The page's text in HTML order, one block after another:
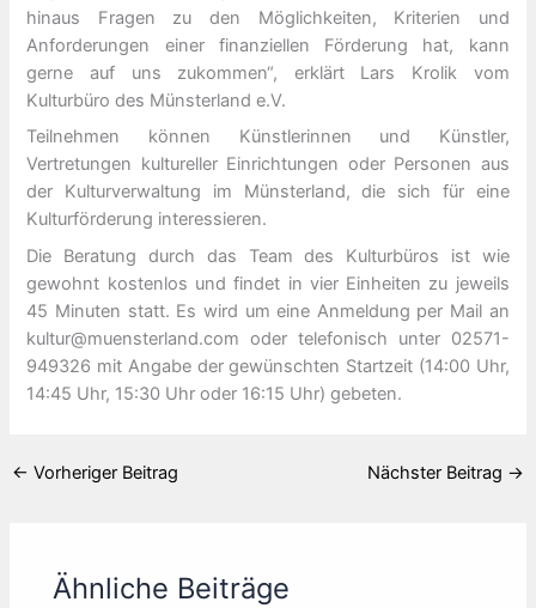
hinaus Fragen zu den Möglichkeiten, Kriterien und
Anforderungen einer finanziellen Förderung hat, kann
gerne auf uns zukommen“, erklärt Lars Krolik vom
Kulturbüro des Münsterland e.V.
Teilnehmen können Künstlerinnen und Künstler,
Vertretungen kultureller Einrichtungen oder Personen aus
der Kulturverwaltung im Münsterland, die sich für eine
Kulturförderung interessieren.
Die Beratung durch das Team des Kulturbüros ist wie
gewohnt kostenlos und findet in vier Einheiten zu jeweils
45 Minuten statt. Es wird um eine Anmeldung per Mail an
kultur@muensterland.com oder telefonisch unter 02571-
949326 mit Angabe der gewünschten Startzeit (14:00 Uhr,
14:45 Uhr, 15:30 Uhr oder 16:15 Uhr) gebeten.
← Vorheriger Beitrag Nächster Beitrag →
Ähnliche Beiträge